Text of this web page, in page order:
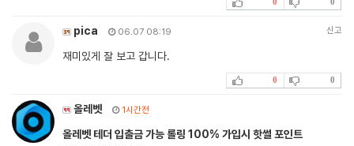
pica 06.07 08:19 신고
재미있게 잘 보고 갑니다.
0 0
올레벳 1시간전
올레벳 테더 입출금 가능 롤링 100% 가입시 핫썰 포인트